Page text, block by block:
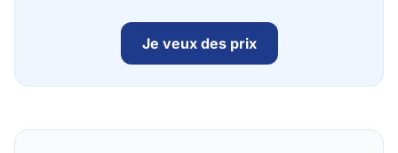
Je veux des prix